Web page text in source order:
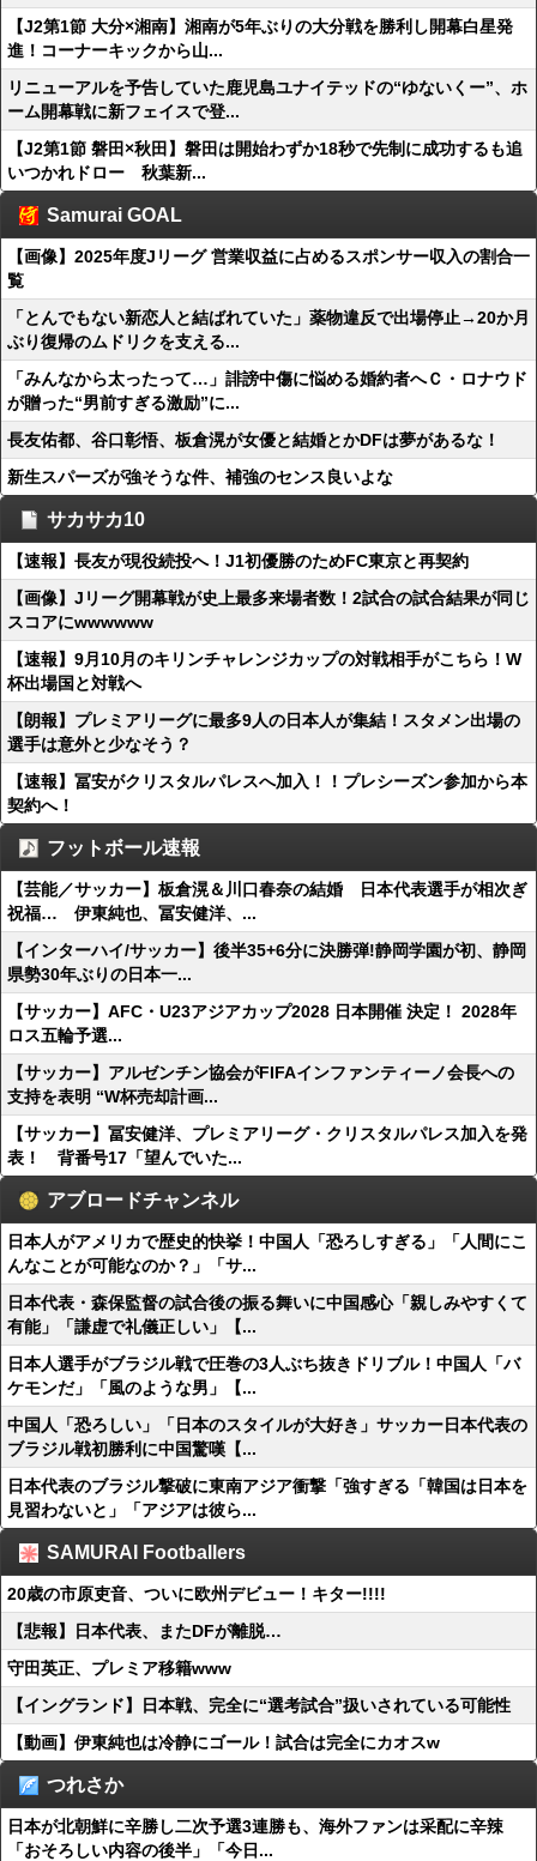
【J2第1節 大分×湘南】湘南が5年ぶりの大分戦を勝利し開幕白星発
進！コーナーキックから山...
リニューアルを予告していた鹿児島ユナイテッドの“ゆないくー”、ホ
ーム開幕戦に新フェイスで登...
【J2第1節 磐田×秋田】磐田は開始わずか18秒で先制に成功するも追
いつかれドロー 秋葉新...
Samurai GOAL
【画像】2025年度Jリーグ 営業収益に占めるスポンサー収入の割合一
覧
「とんでもない新恋人と結ばれていた」薬物違反で出場停止→20か月
ぶり復帰のムドリクを支える...
「みんなから太ったって…」誹謗中傷に悩める婚約者へＣ・ロナウド
が贈った“男前すぎる激励”に...
長友佑都、谷口彰悟、板倉滉が女優と結婚とかDFは夢があるな！
新生スパーズが強そうな件、補強のセンス良いよな
サカサカ10
【速報】長友が現役続投へ！J1初優勝のためFC東京と再契約
【画像】Jリーグ開幕戦が史上最多来場者数！2試合の試合結果が同じ
スコアにwwwwww
【速報】9月10月のキリンチャレンジカップの対戦相手がこちら！W
杯出場国と対戦へ
【朗報】プレミアリーグに最多9人の日本人が集結！スタメン出場の
選手は意外と少なそう？
【速報】冨安がクリスタルパレスへ加入！！プレシーズン参加から本
契約へ！
フットボール速報
【芸能／サッカー】板倉滉＆川口春奈の結婚 日本代表選手が相次ぎ
祝福… 伊東純也、冨安健洋、...
【インターハイ/サッカー】後半35+6分に決勝弾!静岡学園が初、静岡
県勢30年ぶりの日本一...
【サッカー】AFC・U23アジアカップ2028 日本開催 決定！ 2028年
ロス五輪予選...
【サッカー】アルゼンチン協会がFIFAインファンティーノ会長への
支持を表明 “W杯売却計画...
【サッカー】冨安健洋、プレミアリーグ・クリスタルパレス加入を発
表！ 背番号17「望んでいた...
アブロードチャンネル
日本人がアメリカで歴史的快挙！中国人「恐ろしすぎる」「人間にこ
んなことが可能なのか？」「サ...
日本代表・森保監督の試合後の振る舞いに中国感心「親しみやすくて
有能」「謙虚で礼儀正しい」【...
日本人選手がブラジル戦で圧巻の3人ぶち抜きドリブル！中国人「バ
ケモンだ」「風のような男」【...
中国人「恐ろしい」「日本のスタイルが大好き」サッカー日本代表の
ブラジル戦初勝利に中国驚嘆【...
日本代表のブラジル撃破に東南アジア衝撃「強すぎる「韓国は日本を
見習わないと」「アジアは彼ら...
SAMURAI Footballers
20歳の市原吏音、ついに欧州デビュー！キター!!!!
【悲報】日本代表、またDFが離脱…
守田英正、プレミア移籍www
【イングランド】日本戦、完全に“選考試合”扱いされている可能性
【動画】伊東純也は冷静にゴール！試合は完全にカオスw
つれさか
日本が北朝鮮に辛勝し二次予選3連勝も、海外ファンは采配に辛辣
「おそろしい内容の後半」「今日...